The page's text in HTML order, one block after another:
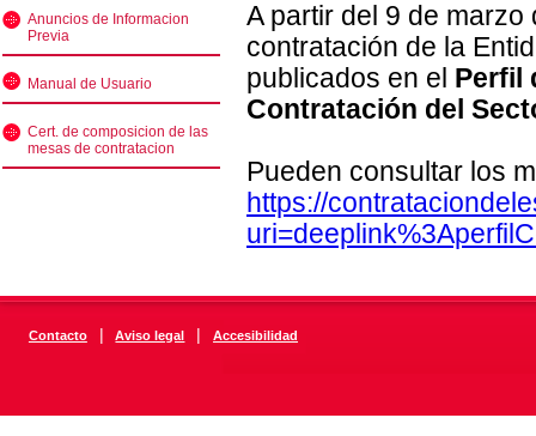
Anuncios de Informacion
Previa
Manual de Usuario
Cert. de composicion de las
mesas de contratacion
A partir del 9 de
contratación de la
publicados en el Perfil
Contratación del
Pueden consultar los
https://
Contacto | Aviso legal | Accesibilidad